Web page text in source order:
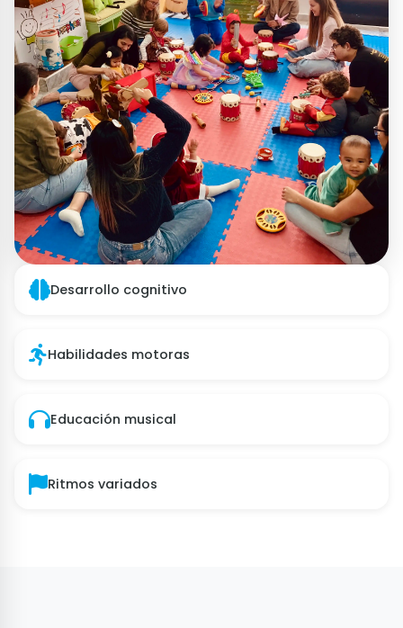
Desarrollo cognitivo
Habilidades motoras
Educación musical
Ritmos variados